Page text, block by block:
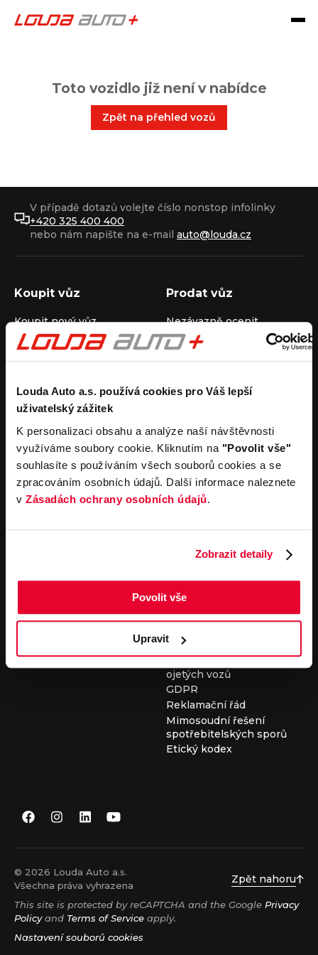
Louda Auto a.s. používá cookies pro Váš lepší
uživatelský zážitek
K personalizaci obsahu a analýze naší návštěvnosti
využíváme soubory cookie. Kliknutím na "Povolit vše"
souhlasíte s používáním všech souborů cookies a se
zpracováním osobních údajů. Další informace naleznete
v Zásadách ochrany osobních údajů.
Zobrazit detaily
Povolit vše
Upravit
Toto vozidlo již není v nabídce
Zpět na přehled vozů
V případě dotazů volejte číslo nonstop infolinky
+420 325 400 400
nebo nám napište na e-mail auto@louda.cz
Koupit vůz
Koupit nový vůz
Koupit ojetý vůz
Koupit užitkový vůz
Prodat vůz
Nezávazně ocenit
Průběh výkupu vozu
Pronájem
Carsharing
Autopůjčovna
Operativní leasing
Společnost
Louda Auto+ Poděbrady
Obytné vozy
Novinky
Kariéra
Servisní služby
Servis
Důležité odkazy
Cookies
Všeobecné obchodní
podmínky pro online
vozidel
Všeobecné obchodní
podmínky pro provádění
servisních prací
Všeobecné obchodní
podmínky při nákupu
ojetých vozů
GDPR
Reklamační řád
Mimosoudní řešení
spotřebitelských sporů
Etický kodex
© 2026 Louda Auto a.s.
Všechna práva vyhrazena
Zpět nahoru
This site is protected by reCAPTCHA and the Google Privacy
Policyand Terms of Service apply.
Nastavení souborů cookies